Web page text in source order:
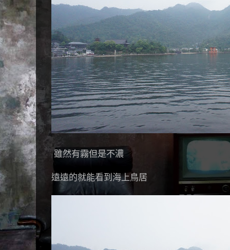
雖然有霧但是不濃
遠遠的就能看到海上鳥居